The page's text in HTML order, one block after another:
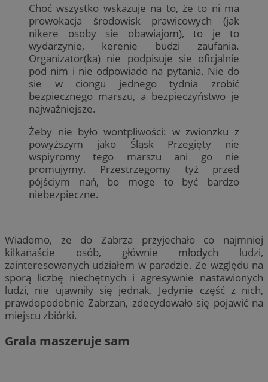
Choć wszystko wskazuje na to, że to ni ma
prowokacja środowisk prawicowych (jak
nikere osoby sie obawiajom), to je to
wydarzynie, kerenie budzi zaufania.
Organizator(ka) nie podpisuje sie oficjalnie
pod nim i nie odpowiado na pytania. Nie do
sie w ciongu jednego tydnia zrobić
bezpiecznego marszu, a bezpieczyństwo je
najważniejsze.
Żeby nie było wontpliwości: w zwionzku z
powyższym jako Śląsk Przegięty nie
wspiyromy tego marszu ani go nie
promujymy. Przestrzegomy tyż przed
pójściym nań, bo moge to być bardzo
niebezpieczne.
Wiadomo, ze do Zabrza przyjechało co najmniej
kilkanaście osób, głównie młodych ludzi,
zainteresowanych udziałem w paradzie. Ze względu na
sporą liczbę niechętnych i agresywnie nastawionych
ludzi, nie ujawniły się jednak. Jedynie część z nich,
prawdopodobnie Zabrzan, zdecydowało się pojawić na
miejscu zbiórki.
Grala maszeruje sam